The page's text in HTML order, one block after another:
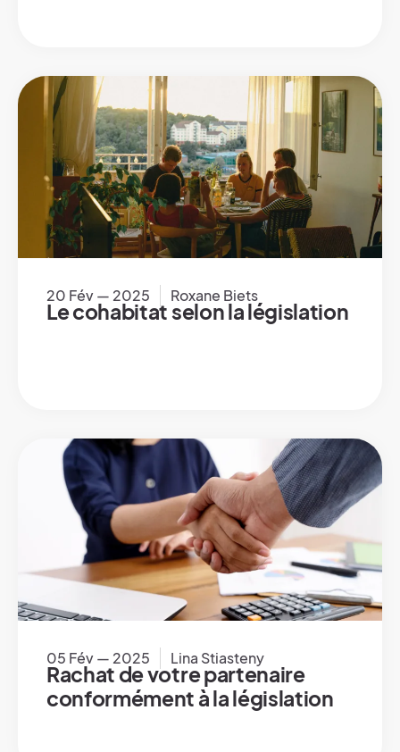
20 Fév — 2025 Roxane Biets
Le cohabitat selon la législation
05 Fév — 2025 Lina Stiasteny
Rachat de votre partenaire
conformément à la législation